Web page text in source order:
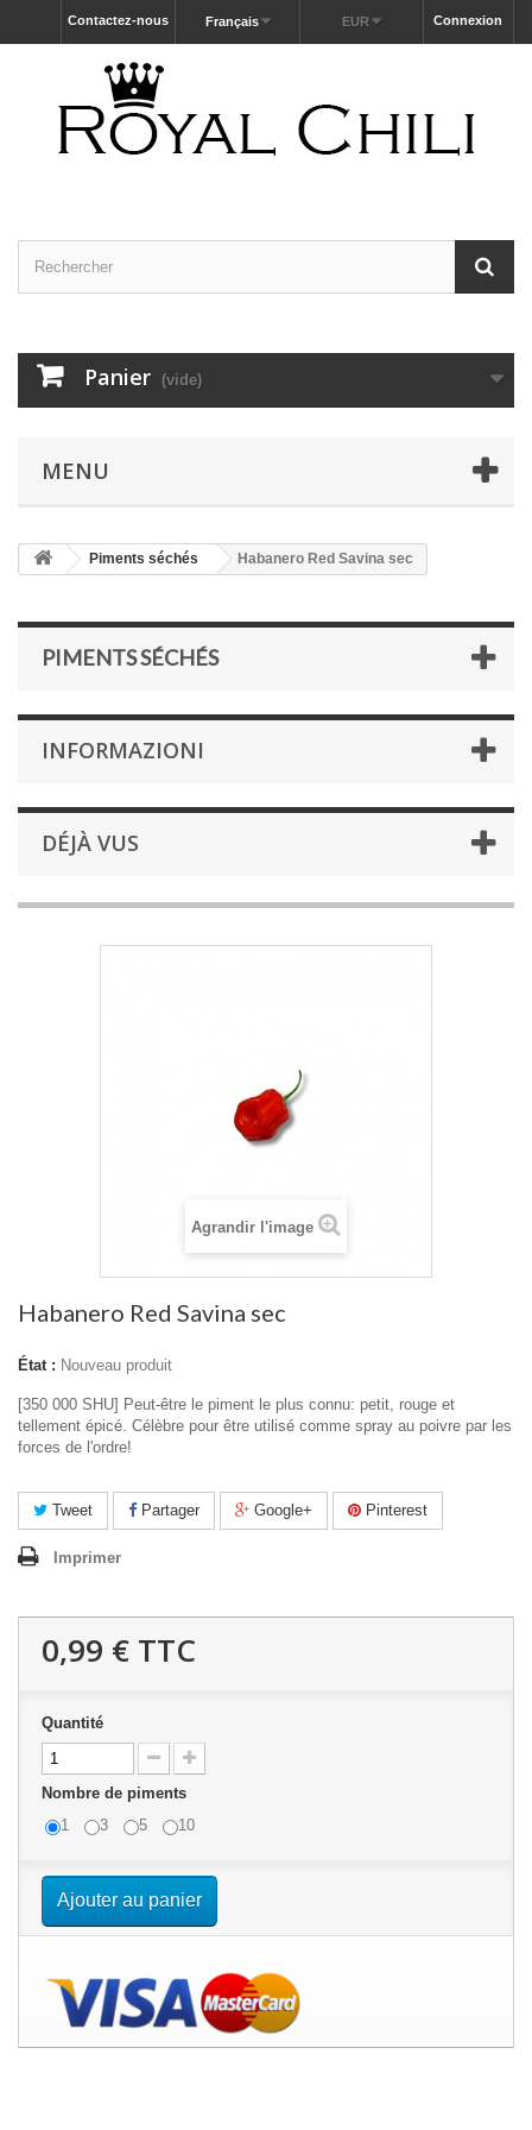
Connexion
EUR
Français
Contactez-nous
Panier (vide)
MENU
Piments séchés Habanero Red Savina sec
PIMENTS SÉCHÉS
INFORMAZIONI
DÉJÀ VUS
Agrandir l'image
Habanero Red Savina sec
État : Nouveau produit
[350 000 SHU] Peut-être le piment le plus connu: petit, rouge et
tellement épicé. Célèbre pour être utilisé comme spray au poivre par les
forces de l'ordre!
Tweet Partager Google+ Pinterest
Imprimer
0,99 € TTC
Quantité
Nombre de piments
1
3 5 10
Ajouter au panier